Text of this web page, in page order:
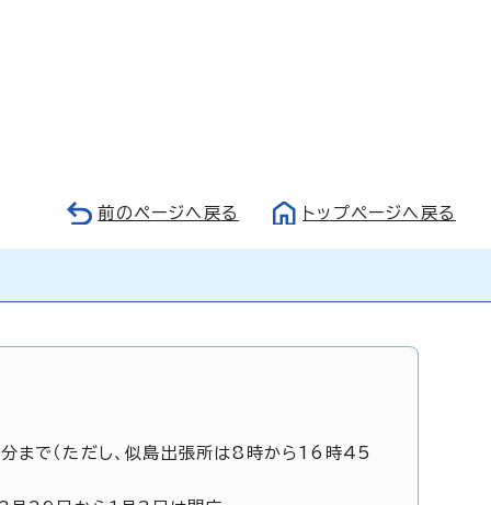
前のページへ戻る トップページへ戻る
で（ただし、似島出張所は8時から16時45